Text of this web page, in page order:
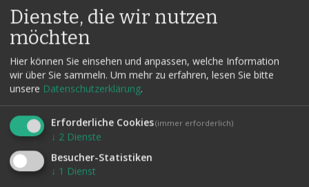
CHANGIERBEUTEL
CLOWN/ZAUBERER
Dienste, die wir nutzen
möchten
Hier können Sie einsehen und anpassen, welche Information
wir über Sie sammeln. Um mehr zu erfahren, lesen Sie bitte
unsere Datenschutzerklärung.
Erforderliche Cookies(immer erforderlich)
↓ 2 Dienste
Besucher-Statistiken
↓ 1 Dienst